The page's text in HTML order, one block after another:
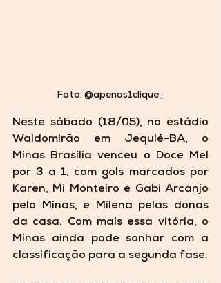
Foto: @apenas1clique_
Neste sábado (18/05), no estádio
Waldomirão em Jequié-BA, o
Minas Brasília venceu o Doce Mel
por 3 a 1, com gols marcados por
Karen, Mi Monteiro e Gabi Arcanjo
pelo Minas, e Milena pelas donas
da casa. Com mais essa vitória, o
Minas ainda pode sonhar com a
classificação para a segunda fase.